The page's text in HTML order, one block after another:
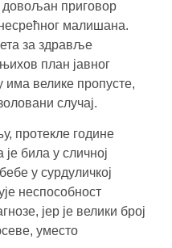
довољан приговор
несрећног малишана.
за здравље
план јавног
велике пропусте,
случај.
протекле године
била у сличној
у сурдуличкој
неспособност
јер је велики број
уместо